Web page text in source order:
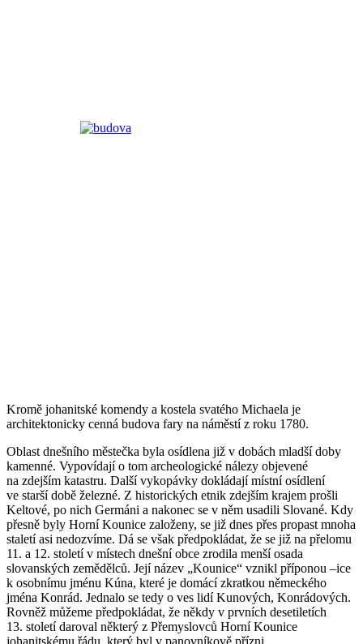
Kromě johanitské komendy a kostela svatého Michaela je
architektonicky cenná budova fary na náměstí z roku 1780.
Oblast dnešního městečka byla osídlena již v dobách mladší doby
kamenné. Vypovídají o tom archeologické nálezy objevené
na zdejším katastru. Další vykopávky dokládají místní osídlení
ve starší době železné. Z historických etnik zdejším krajem prošli
Keltové, po nich Germáni a nakonec se v něm usadili Slované. Kdy
přesně byly Horní Kounice založeny, se již dnes přes propast mnoha
staletí asi nedozvíme. Dá se však předpokládat, že se již na přelomu
11. a 12. století v místech dnešní obce zrodila menší osada
slovanských zemědělců. Její název „Kounice“ vznikl příponou –ice
k osobnímu jménu Kúna, které je domácí zkratkou německého
jména Konrád. Jednalo se tedy o ves lidí Kunových, Konrádových.
Rovněž můžeme předpokládat, že někdy v prvních desetiletích
13. století daroval některý z Přemyslovců Horní Kounice
johanitskému řádu, který byl v panovníkově přízni.